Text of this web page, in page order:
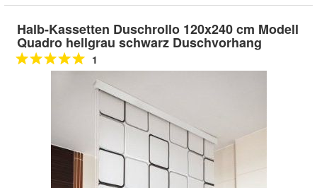
Halb-Kassetten Duschrollo 120x240 cm Modell
Quadro hellgrau schwarz Duschvorhang
1